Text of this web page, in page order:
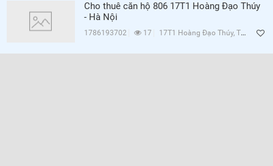
Cho thuê căn hộ 806 17T1 Hoàng Đạo Thúy
- Hà Nội
1786193702 17 17T1 Hoàng Đạo Thúy, Trung Hòa, Q.Cầu Giấy, Hà Nội